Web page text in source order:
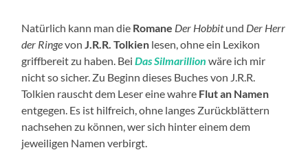
Natürlich kann man die Romane Der Hobbitund Der Herr
der Ringevon J.R.R. Tolkien lesen, ohne ein Lexikon
griffbereit zu haben. BeiDas Silmarillion wäre ich mir
nicht so sicher. Zu Beginn dieses Buches von J.R.R.
Tolkien rauscht dem Leser eine wahre Flut an Namen
entgegen. Es ist hilfreich, ohne langes Zurückblättern
nachsehen zu können, wer sich hinter einem dem
jeweiligen Namen verbirgt.